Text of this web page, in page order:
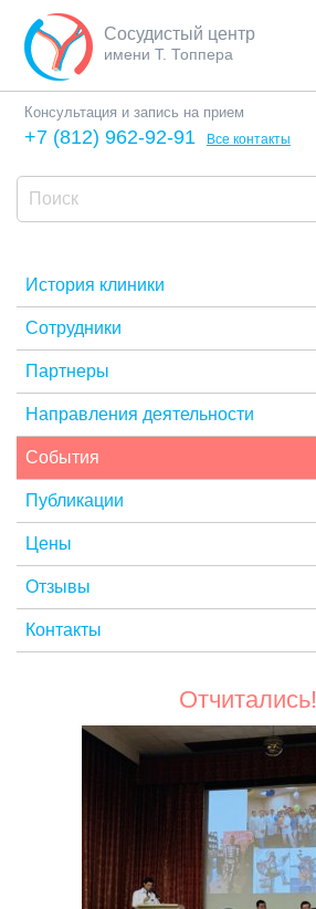
Сосудистый центр
имени Т. Топпера
Консультация и запись на прием
+7 (812) 962-92-91 Все контакты
История клиники
Сотрудники
Партнеры
Направления деятельности
События
Публикации
Цены
Отзывы
Контакты
Отчитались!